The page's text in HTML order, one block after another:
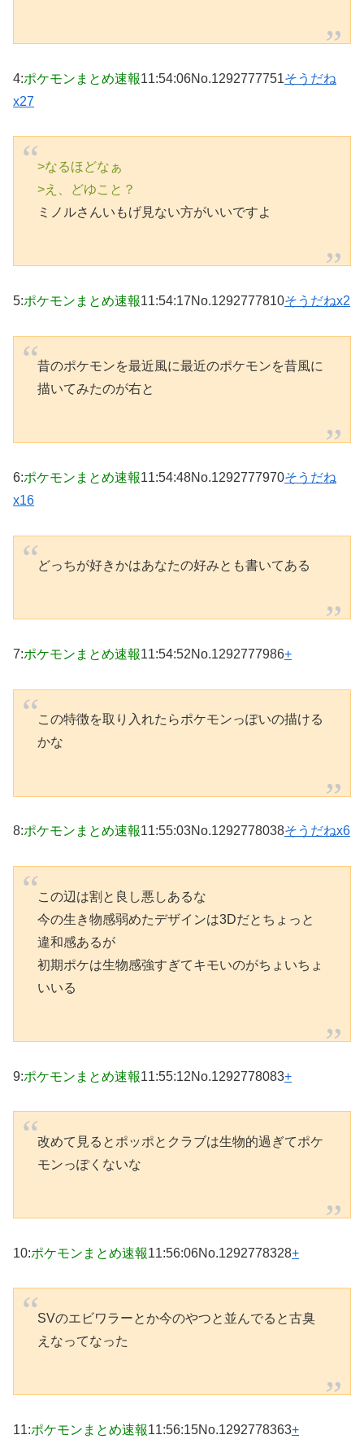
4:ポケモンまとめ速報11:54:06No.1292777751そうだね
x27
>なるほどなぁ
>え、どゆこと？
ミノルさんいもげ見ない方がいいですよ
5:ポケモンまとめ速報11:54:17No.1292777810そうだねx2
昔のポケモンを最近風に最近のポケモンを昔風に
描いてみたのが右と
6:ポケモンまとめ速報11:54:48No.1292777970そうだね
x16
どっちが好きかはあなたの好みとも書いてある
7:ポケモンまとめ速報11:54:52No.1292777986+
この特徴を取り入れたらポケモンっぽいの描ける
かな
8:ポケモンまとめ速報11:55:03No.1292778038そうだねx6
この辺は割と良し悪しあるな
今の生き物感弱めたデザインは3Dだとちょっと
違和感あるが
初期ポケは生物感強すぎてキモいのがちょいちょ
いいる
9:ポケモンまとめ速報11:55:12No.1292778083+
改めて見るとポッポとクラブは生物的過ぎてポケ
モンっぽくないな
10:ポケモンまとめ速報11:56:06No.1292778328+
SVのエビワラーとか今のやつと並んでると古臭
えなってなった
11:ポケモンまとめ速報11:56:15No.1292778363+